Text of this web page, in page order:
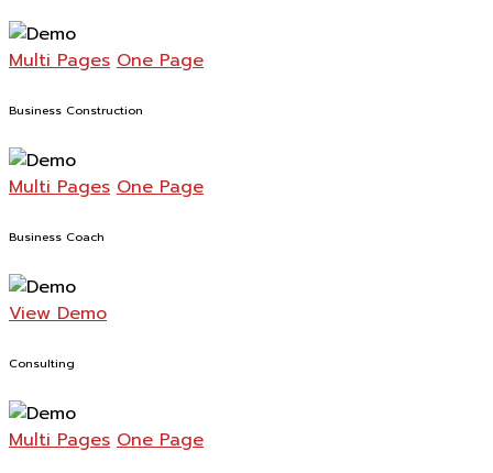
Multi Pages One Page
Business Construction
Multi Pages One Page
Business Coach
View Demo
Consulting
Multi Pages One Page